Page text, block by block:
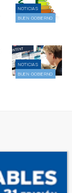
NOTICIAS
BUEN GOBIERNO
NOTICIAS
BUEN GOBIERNO